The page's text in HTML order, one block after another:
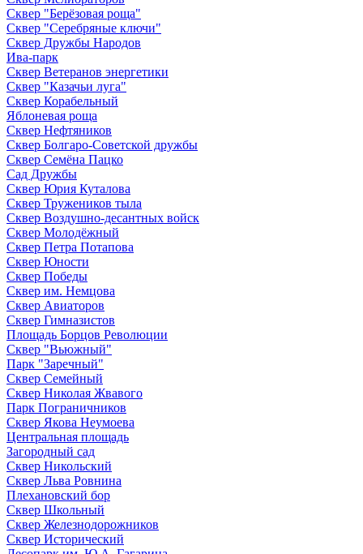
Сквер "Берёзовая роща"
Сквер "Серебряные ключи"
Сквер Дружбы Народов
Ива-парк
Сквер Ветеранов энергетики
Сквер "Казачьи луга"
Сквер Корабельный
Яблоневая роща
Сквер Нефтяников
Сквер Болгаро-Советской дружбы
Сквер Семёна Пацко
Сад Дружбы
Сквер Юрия Куталова
Сквер Тружеников тыла
Сквер Воздушно-десантных войск
Сквер Молодёжный
Сквер Петра Потапова
Сквер Юности
Сквер Победы
Сквер им. Немцова
Сквер Авиаторов
Сквер Гимназистов
Площадь Борцов Революции
Сквер "Вьюжный"
Парк "Заречный"
Сквер Семейный
Сквер Николая Жвавого
Парк Пограничников
Сквер Якова Неумоева
Центральная площадь
Загородный сад
Сквер Никольский
Сквер Льва Ровнина
Плехановский бор
Сквер Школьный
Сквер Железнодорожников
Сквер Исторический